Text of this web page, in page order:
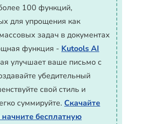
100 функций,
для упрощения как
задач в документах
функция - Kutools AI
улучшает ваше письмо с
убедительный
свой стиль и
суммируйте. Скачайте
бесплатную